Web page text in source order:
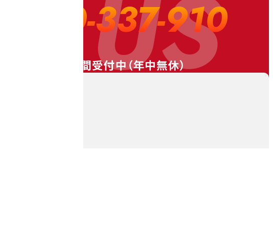
US
0120-337-910
24時間受付中（年中無休）